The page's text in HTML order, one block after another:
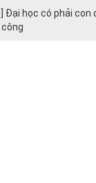
Đại học có phải con